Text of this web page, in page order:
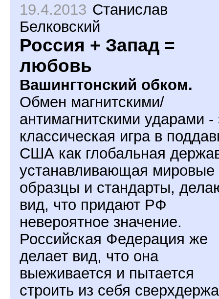
19.4.2013 Станислав
Белковский
Россия + Запад =
любовь
Вашингтонский обком.
Обмен магнитскими/
антимагнитскими ударами -
классическая игра в
США как глобальная
устанавливающая мировые
образцы и стандарты,
вид, что придают РФ
невероятное значение.
Российская Федерация же
делает вид, что она
выеживается и пытается
строить из себя